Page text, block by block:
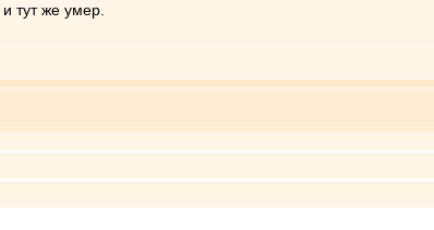
тут же умер.